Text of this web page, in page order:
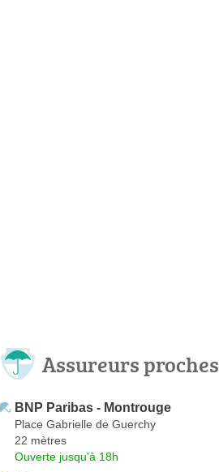
Assureurs proches
BNP Paribas - Montrouge
Place Gabrielle de Guerchy
22 mètres
Ouverte jusqu'à 18h